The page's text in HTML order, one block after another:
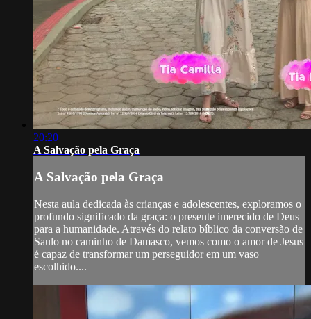
20:20
A Salvação pela Graça
A Salvação pela Graça
Nesta aula dedicada às crianças e adolescentes, exploramos o
profundo significado da graça: o presente imerecido de Deus
para a humanidade. Através do relato bíblico da conversão de
Saulo no caminho de Damasco, vemos como o amor de Jesus
é capaz de transformar um perseguidor em um vaso
escolhido....